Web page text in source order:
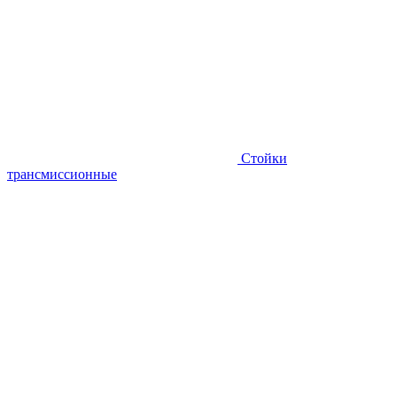
Стойки
трансмиссионные